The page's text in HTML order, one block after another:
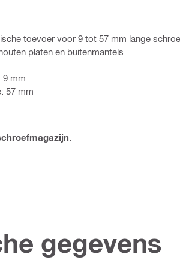
toevoer voor 9 tot 57 mm lange
platen en buitenmantels
9 mm
57 mm
gegevens